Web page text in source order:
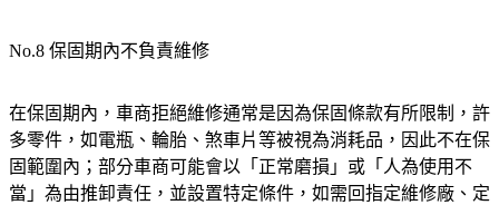
No.8 保固期內不負責維修
在保固期內，車商拒絕維修通常是因為保固條款有所限制，許
多零件，如電瓶、輪胎、煞車片等被視為消耗品，因此不在保
固範圍內；部分車商可能會以「正常磨損」或「人為使用不
當」為由推卸責任，並設置特定條件，如需回指定維修廠、定